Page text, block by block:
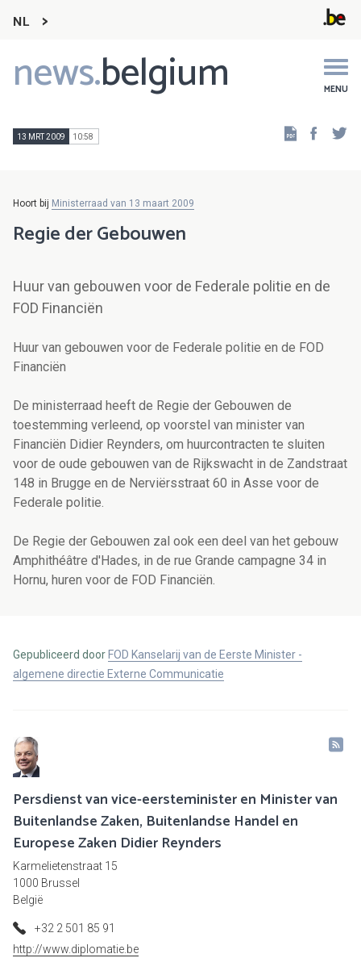
NL
news.belgium MENU
Main
navigation
13 MRT 2009 10:58
Hoort bij Ministerraad van 13 maart 2009
Regie der Gebouwen
Huur van gebouwen voor de Federale politie en de
FOD Financiën
Huur van gebouwen voor de Federale politie en de FOD
Financiën
De ministerraad heeft de Regie der Gebouwen de
toestemming verleend, op voorstel van minister van
Financiën Didier Reynders, om huurcontracten te sluiten
voor de oude gebouwen van de Rijkswacht in de Zandstraat
148 in Brugge en de Nerviërsstraat 60 in Asse voor de
Federale politie.
De Regie der Gebouwen zal ook een deel van het gebouw
Amphithéâtre d'Hades, in de rue Grande campagne 34 in
Hornu, huren voor de FOD Financiën.
Gepubliceerd door FOD Kanselarij van de Eerste Minister -
algemene directie Externe Communicatie
Persdienst van vice-eersteminister en Minister van
Buitenlandse Zaken, Buitenlandse Handel en
Europese Zaken Didier Reynders
Karmelietenstraat 15
1000 Brussel
België
+32 2 501 85 91
http://www.diplomatie.be